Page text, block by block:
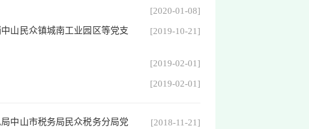
[2020-01-08]
山民众镇城南工业园区等党支
[2019-10-21]
[2019-02-01]
[2019-02-01]
中山市税务局民众税务分局党
[2018-11-21]